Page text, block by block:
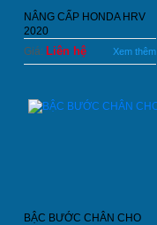
NÂNG CẤP HONDA HRV
2020
Giá: Liên hệ Xem thêm
BẬC BƯỚC CHÂN CHO